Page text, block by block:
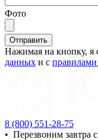
Фото
Отправить
Нажимая на кнопку, я
данных и с
8 (800) 551-28-75
• Перезвоним завтра